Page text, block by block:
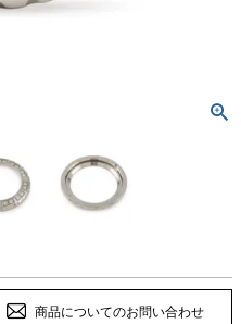
商品についてのお問い合わせ